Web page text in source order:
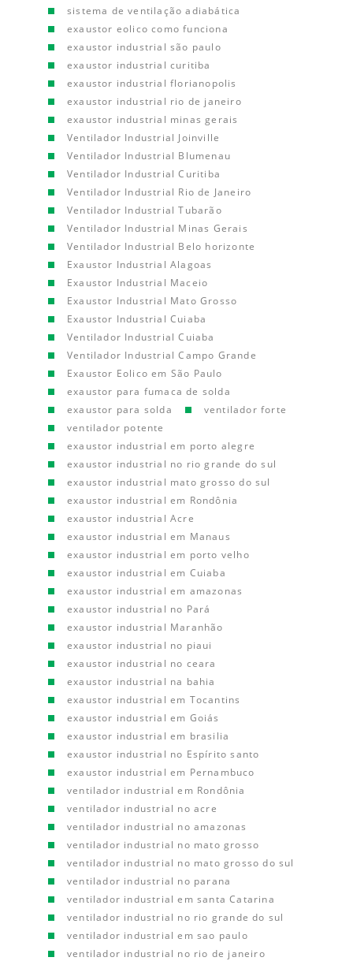
sistema de ventilação adiabática
exaustor eolico como funciona
exaustor industrial são paulo
exaustor industrial curitiba
exaustor industrial florianopolis
exaustor industrial rio de janeiro
exaustor industrial minas gerais
Ventilador Industrial Joinville
Ventilador Industrial Blumenau
Ventilador Industrial Curitiba
Ventilador Industrial Rio de Janeiro
Ventilador Industrial Tubarão
Ventilador Industrial Minas Gerais
Ventilador Industrial Belo horizonte
Exaustor Industrial Alagoas
Exaustor Industrial Maceio
Exaustor Industrial Mato Grosso
Exaustor Industrial Cuiaba
Ventilador Industrial Cuiaba
Ventilador Industrial Campo Grande
Exaustor Eolico em São Paulo
exaustor para fumaca de solda
exaustor para solda
ventilador forte
ventilador potente
exaustor industrial em porto alegre
exaustor industrial no rio grande do sul
exaustor industrial mato grosso do sul
exaustor industrial em Rondônia
exaustor industrial Acre
exaustor industrial em Manaus
exaustor industrial em porto velho
exaustor industrial em Cuiaba
exaustor industrial em amazonas
exaustor industrial no Pará
exaustor industrial Maranhão
exaustor industrial no piaui
exaustor industrial no ceara
exaustor industrial na bahia
exaustor industrial em Tocantins
exaustor industrial em Goiás
exaustor industrial em brasilia
exaustor industrial no Espírito santo
exaustor industrial em Pernambuco
ventilador industrial em Rondônia
ventilador industrial no acre
ventilador industrial no amazonas
ventilador industrial no mato grosso
ventilador industrial no mato grosso do sul
ventilador industrial no parana
ventilador industrial em santa Catarina
ventilador industrial no rio grande do sul
ventilador industrial em sao paulo
ventilador industrial no rio de janeiro